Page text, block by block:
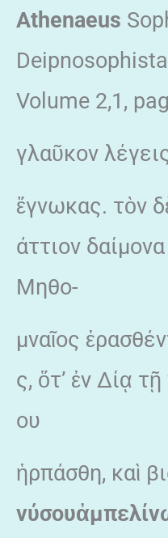
Athenaeus
Volume 2,1,
γλαῦκον
ἔγνωκας. τὸν
άττιον
Μηθο-
μναῖος
ς, ὅτ’ ἐν Δίᾳ
ου
ἡρπάσθη, καὶ
νύσουἀμπελίν